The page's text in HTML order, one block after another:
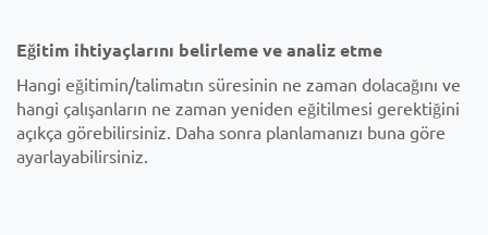
Eğitim ihtiyaçlarını belirleme ve analiz etme
Hangi eğitimin/talimatın süresinin ne zaman dolacağını ve
hangi çalışanların ne zaman yeniden eğitilmesi gerektiğini
açıkça görebilirsiniz. Daha sonra planlamanızı buna göre
ayarlayabilirsiniz.